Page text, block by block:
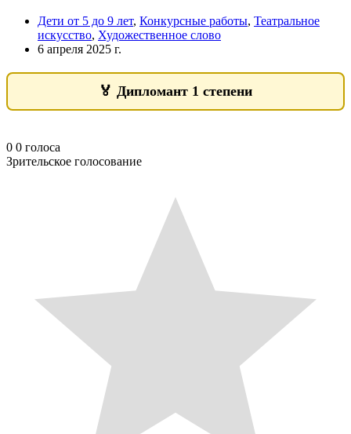
Дети от 5 до 9 лет, Конкурсные работы, Театральное
искусство, Художественное слово
6 апреля 2025 г.
🏅 Дипломант 1 степени
0 0 голоса
Зрительское голосование